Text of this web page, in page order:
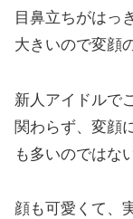
目鼻立ちがはっ
大きいので変顔
新人アイドルで
関わらず、変顔
も多いのではな
顔も可愛くて、